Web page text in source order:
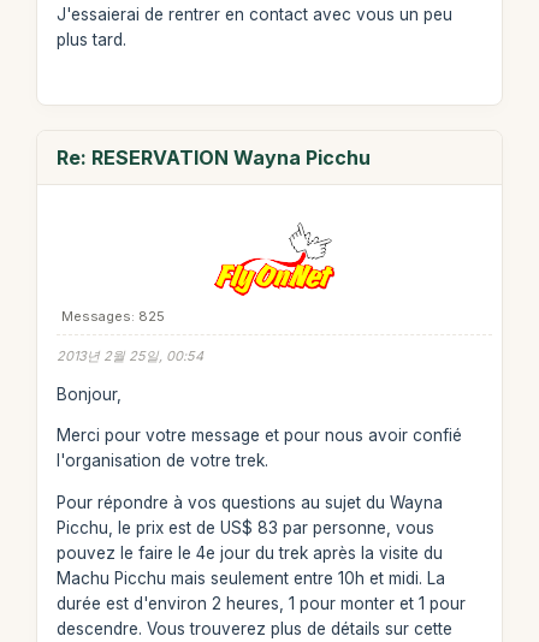
J'essaierai de rentrer en contact avec vous un peu
plus tard.
Re: RESERVATION Wayna Picchu
Messages: 825
2013년 2월 25일, 00:54
Bonjour,
Merci pour votre message et pour nous avoir confié
l'organisation de votre trek.
Pour répondre à vos questions au sujet du Wayna
Picchu, le prix est de US$ 83 par personne, vous
pouvez le faire le 4e jour du trek après la visite du
Machu Picchu mais seulement entre 10h et midi. La
durée est d'environ 2 heures, 1 pour monter et 1 pour
descendre. Vous trouverez plus de détails sur cette